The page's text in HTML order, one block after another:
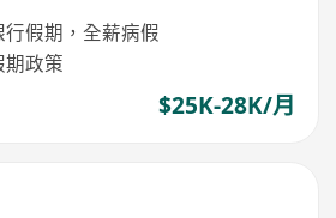
假期，全薪病假
期政策
$25K-28K/月